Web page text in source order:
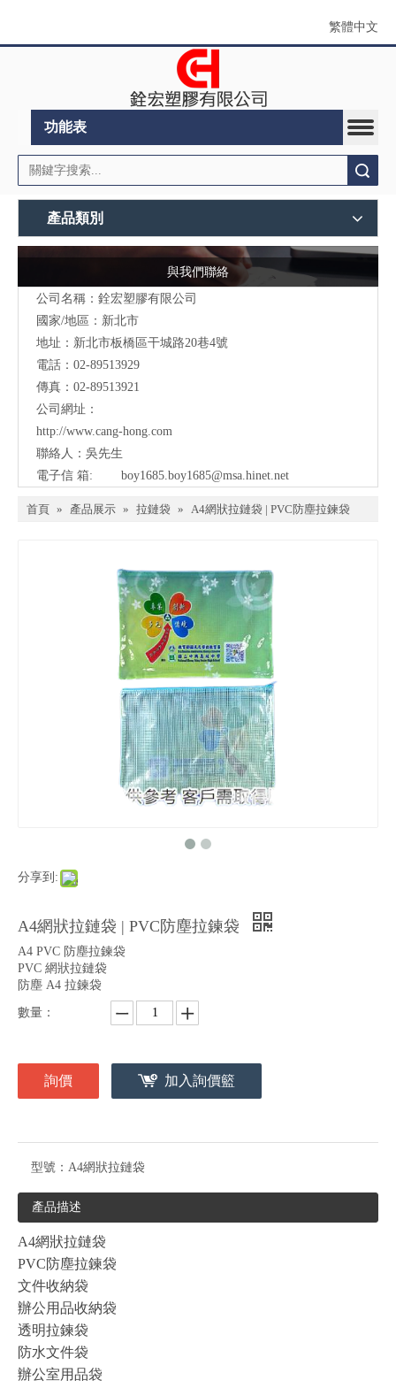
繁體中文
功能表
產品類別
與我們聯絡
公司名稱：銓宏塑膠有限公司
國家/地區：新北市
地址：新北市板橋區干城路20巷4號
電話：02-89513929
傳真：02-89513921
公司網址：
http://www.cang-hong.com
聯絡人：吳先生
電子信 箱: boy1685.boy1685@msa.hinet.net
首頁 » 產品展示 » 拉鏈袋 » A4網狀拉鏈袋 | PVC防塵拉鍊袋
分享到:
A4網狀拉鏈袋 | PVC防塵拉鍊袋
A4 PVC 防塵拉鍊袋
PVC 網狀拉鏈袋
防塵 A4 拉鍊袋
數量：
詢價 加入詢價籃
型號： A4網狀拉鏈袋
產品描述
A4網狀拉鏈袋
PVC防塵拉鍊袋
文件收納袋
辦公用品收納袋
透明拉鍊袋
防水文件袋
辦公室用品袋